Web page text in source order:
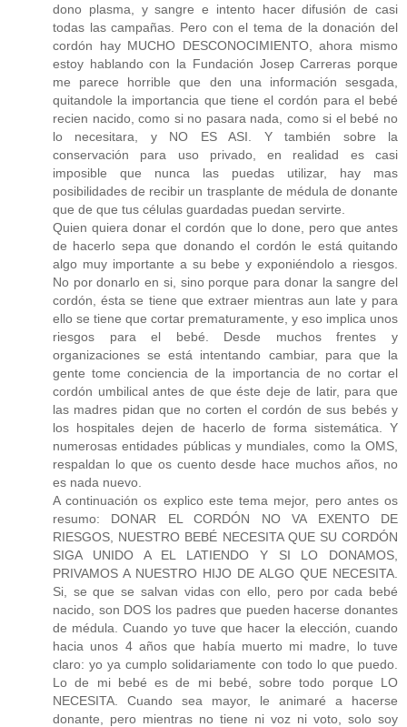
dono plasma, y sangre e intento hacer difusión de casi
todas las campañas. Pero con el tema de la donación del
cordón hay MUCHO DESCONOCIMIENTO, ahora mismo
estoy hablando con la Fundación Josep Carreras porque
me parece horrible que den una información sesgada,
quitandole la importancia que tiene el cordón para el bebé
recien nacido, como si no pasara nada, como si el bebé no
lo necesitara, y NO ES ASI. Y también sobre la
conservación para uso privado, en realidad es casi
imposible que nunca las puedas utilizar, hay mas
posibilidades de recibir un trasplante de médula de donante
que de que tus células guardadas puedan servirte.
Quien quiera donar el cordón que lo done, pero que antes
de hacerlo sepa que donando el cordón le está quitando
algo muy importante a su bebe y exponiéndolo a riesgos.
No por donarlo en si, sino porque para donar la sangre del
cordón, ésta se tiene que extraer mientras aun late y para
ello se tiene que cortar prematuramente, y eso implica unos
riesgos para el bebé. Desde muchos frentes y
organizaciones se está intentando cambiar, para que la
gente tome conciencia de la importancia de no cortar el
cordón umbilical antes de que éste deje de latir, para que
las madres pidan que no corten el cordón de sus bebés y
los hospitales dejen de hacerlo de forma sistemática. Y
numerosas entidades públicas y mundiales, como la OMS,
respaldan lo que os cuento desde hace muchos años, no
es nada nuevo.
A continuación os explico este tema mejor, pero antes os
resumo: DONAR EL CORDÓN NO VA EXENTO DE
RIESGOS, NUESTRO BEBÉ NECESITA QUE SU CORDÓN
SIGA UNIDO A EL LATIENDO Y SI LO DONAMOS,
PRIVAMOS A NUESTRO HIJO DE ALGO QUE NECESITA.
Si, se que se salvan vidas con ello, pero por cada bebé
nacido, son DOS los padres que pueden hacerse donantes
de médula. Cuando yo tuve que hacer la elección, cuando
hacia unos 4 años que había muerto mi madre, lo tuve
claro: yo ya cumplo solidariamente con todo lo que puedo.
Lo de mi bebé es de mi bebé, sobre todo porque LO
NECESITA. Cuando sea mayor, le animaré a hacerse
donante, pero mientras no tiene ni voz ni voto, solo soy